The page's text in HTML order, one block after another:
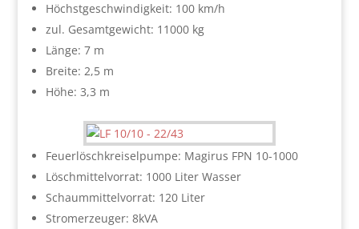
Höchstgeschwindigkeit: 100 km/h
zul. Gesamtgewicht: 11000 kg
Länge: 7 m
Breite: 2,5 m
Höhe: 3,3 m
Feuerlöschkreiselpumpe: Magirus FPN 10-1000
Löschmittelvorrat: 1000 Liter Wasser
Schaummittelvorrat: 120 Liter
Stromerzeuger: 8kVA